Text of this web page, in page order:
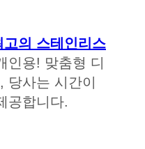
고의 스테인리스
인용! 맞춤형 디
사는 시간이
공합니다.